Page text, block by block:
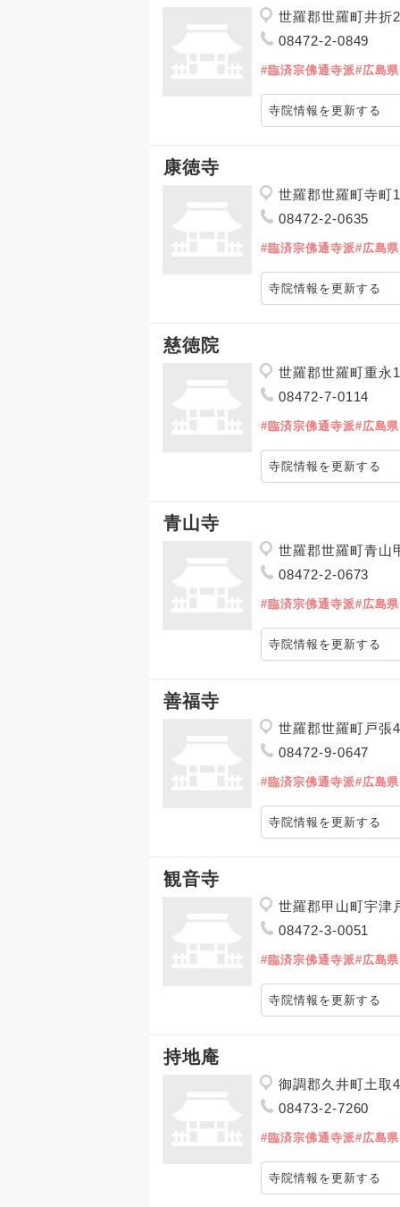
世羅郡世羅町井折
08472-2-0849
#臨済宗佛通寺派#広島県
寺院情報を更新する
康徳寺
世羅郡世羅町寺町
08472-2-0635
#臨済宗佛通寺派#広島県
寺院情報を更新する
慈徳院
世羅郡世羅町重永
08472-7-0114
#臨済宗佛通寺派#広島県
寺院情報を更新する
青山寺
世羅郡世羅町青山
08472-2-0673
#臨済宗佛通寺派#広島県
寺院情報を更新する
善福寺
世羅郡世羅町戸張
08472-9-0647
#臨済宗佛通寺派#広島県
寺院情報を更新する
観音寺
世羅郡甲山町宇津
08472-3-0051
#臨済宗佛通寺派#広島県
寺院情報を更新する
持地庵
御調郡久井町土取
08473-2-7260
#臨済宗佛通寺派#広島県
寺院情報を更新する